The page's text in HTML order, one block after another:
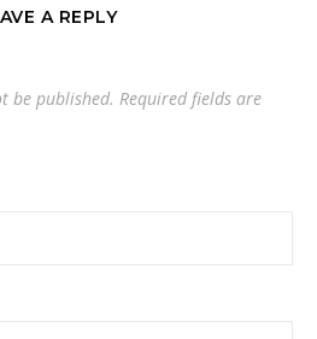
A REPLY
be published. Required fields are